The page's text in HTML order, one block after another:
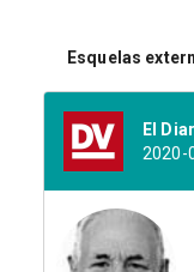
Esquelas
El
2020-